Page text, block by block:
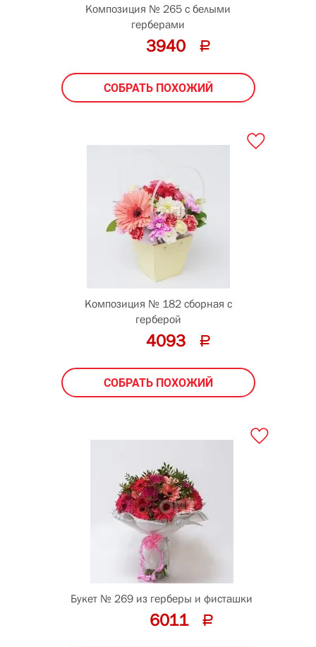
Композиция № 265 с белыми
герберами
3940
СОБРАТЬ ПОХОЖИЙ
Композиция № 182 сборная с
герберой
4093
СОБРАТЬ ПОХОЖИЙ
Букет № 269 из герберы и фисташки
6011